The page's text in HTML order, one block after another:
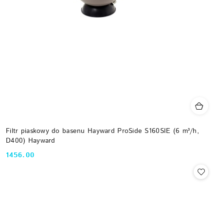
Filtr piaskowy do basenu Hayward ProSide S160SIE (6 m³/h,
D400) Hayward
Cena:
1456.00